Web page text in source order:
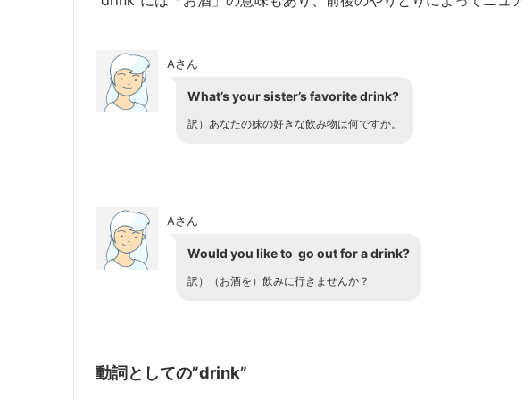
Aさん
What’s your sister’s favorite drink?
訳） あなたの妹の好きな飲み物は何ですか。
Aさん
Would you like to go out for a drink?
訳） （お酒を）飲みに行きませんか？
動詞としての”drink”